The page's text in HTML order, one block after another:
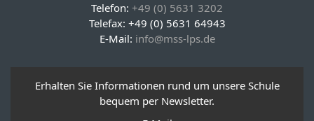
Telefon: +49 (0) 5631 3202
Telefax: +49 (0) 5631 64943
E-Mail: info@mss-lps.de
Erhalten Sie Informationen rund um unsere Schule
bequem per Newsletter.